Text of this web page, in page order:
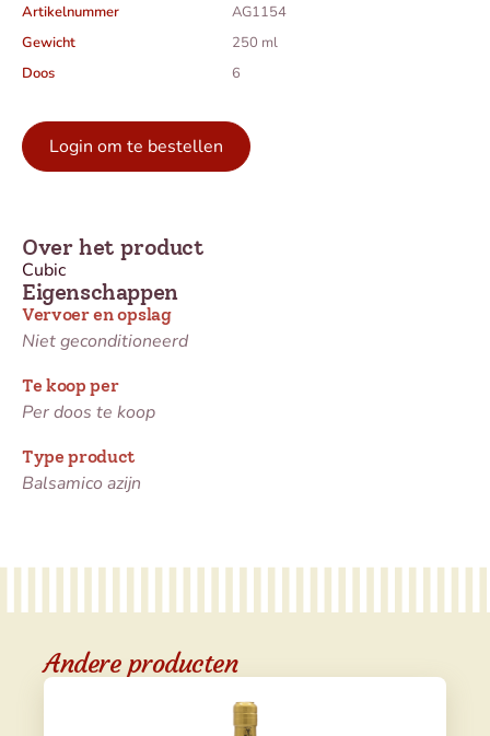
Artikelnummer
AG1154
Gewicht
250 ml
Doos
6
Login om te bestellen
Eigenschappen
Vervoer en opslag
Niet geconditioneerd
Te koop per
Per doos te koop
Type product
Balsamico azijn
Over het product
Cubic
Andere producten